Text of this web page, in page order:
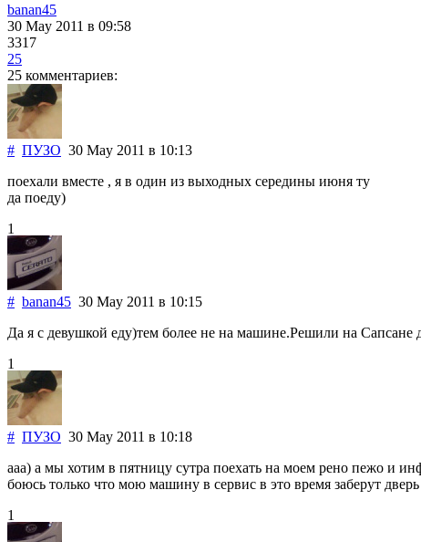
banan45
30 May 2011 в 09:58
3317
25
25 комментариев:
# ПУЗО 30 May 2011 в 10:13
поехали вместе , я в один из выходных середины июня ту
да поеду)
1
# banan45 30 May 2011 в 10:15
Да я с девушкой еду)тем более не на машине.Решили на Сапсане
1
# ПУЗО 30 May 2011 в 10:18
ааа) а мы хотим в пятницу сутра поехать на моем рено пежо и
боюсь только что мою машину в сервис в это время заберут
1